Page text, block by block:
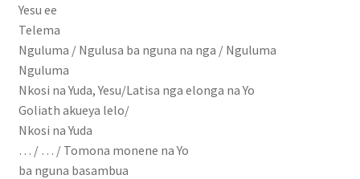
Réserve chambre
Reservevoiture
Sublime parfum qui chante
tourisme
Yesu ee
Telema
Nguluma / Ngulusa ba nguna na nga / Nguluma
Nguluma
Nkosi na Yuda, Yesu/Latisa nga elonga na Yo
Goliath akueya lelo/
Nkosi na Yuda
… / … / Tomona monene na Yo
ba nguna basambua